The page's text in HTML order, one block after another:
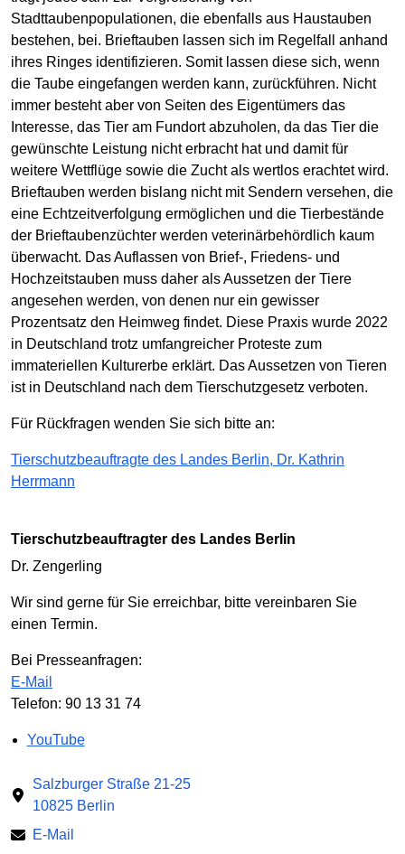
Stadttaubenpopulationen, die ebenfalls aus Haustauben
bestehen, bei. Brieftauben lassen sich im Regelfall anhand
ihres Ringes identifizieren. Somit lassen diese sich, wenn
die Taube eingefangen werden kann, zurückführen. Nicht
immer besteht aber von Seiten des Eigentümers das
Interesse, das Tier am Fundort abzuholen, da das Tier die
gewünschte Leistung nicht erbracht hat und damit für
weitere Wettflüge sowie die Zucht als wertlos erachtet wird.
Brieftauben werden bislang nicht mit Sendern versehen, die
eine Echtzeitverfolgung ermöglichen und die Tierbestände
der Brieftaubenzüchter werden veterinärbehördlich kaum
überwacht. Das Auflassen von Brief-, Friedens- und
Hochzeitstauben muss daher als Aussetzen der Tiere
angesehen werden, von denen nur ein gewisser
Prozentsatz den Heimweg findet. Diese Praxis wurde 2022
in Deutschland trotz umfangreicher Proteste zum
immateriellen Kulturerbe erklärt. Das Aussetzen von Tieren
ist in Deutschland nach dem Tierschutzgesetz verboten.
Für Rückfragen wenden Sie sich bitte an:
Tierschutzbeauftragte des Landes Berlin, Dr. Kathrin
Herrmann
Tierschutzbeauftragter des Landes Berlin
Dr. Zengerling
Wir sind gerne für Sie erreichbar, bitte vereinbaren Sie
einen Termin.
Bei Presseanfragen:
E-Mail
Telefon: 90 13 31 74
YouTube
Salzburger Straße 21-25
10825 Berlin
E-Mail